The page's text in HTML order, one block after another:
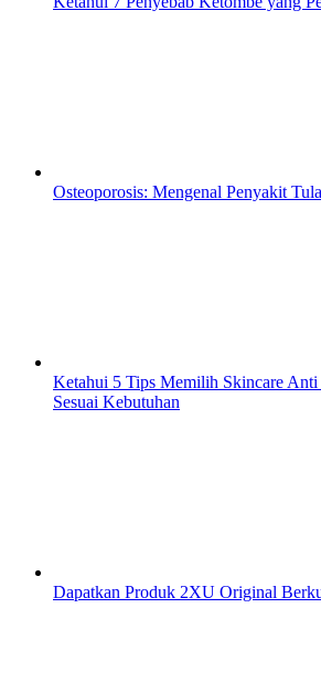
Osteoporosis: Mengenal Penyakit
Ketahui 5 Tips Memilih Skincare Anti
Sesuai Kebutuhan
Dapatkan Produk 2XU Original